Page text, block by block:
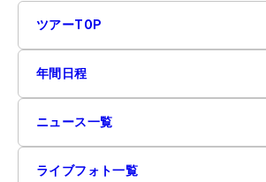
ツアーTOP
年間日程
ニュース一覧
ライブフォト一覧